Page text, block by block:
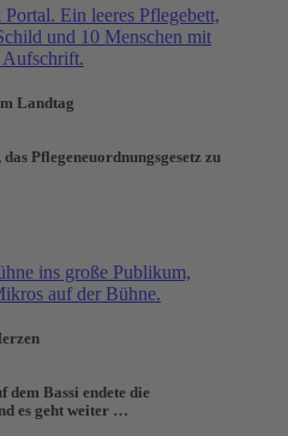
Landtag
Pflegeneuordnungsgesetz zu
dem Bassi endete die
es geht weiter …